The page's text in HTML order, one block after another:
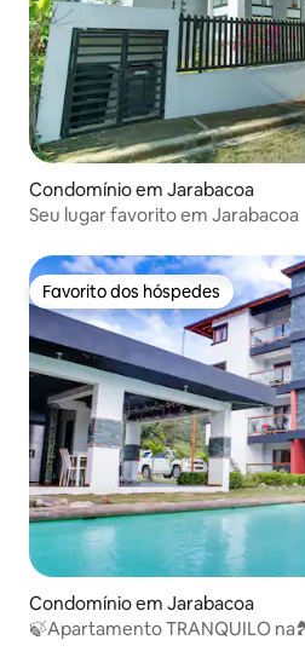
Condomínio em Jarabacoa
Seu lugar favorito em Jarabacoa
Favorito dos hóspedes
Favorito dos hóspedes
Condomínio em Jarabacoa
🍃Apartamento TRANQUILO